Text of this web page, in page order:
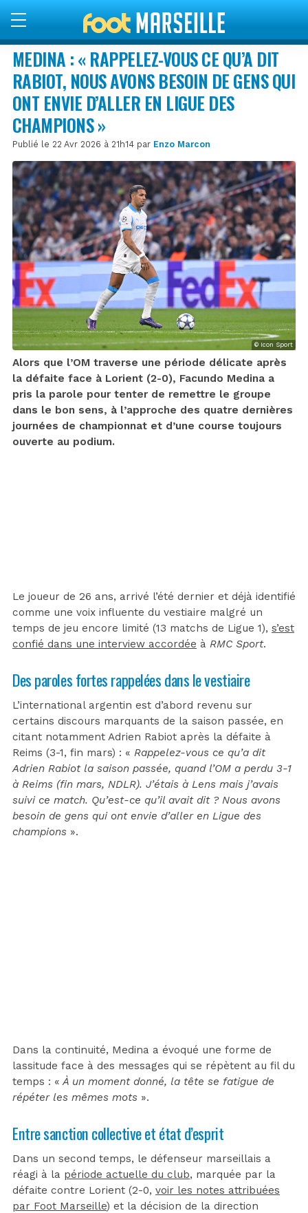
MEDINA : « RAPPELEZ-VOUS CE QU’A DIT
RABIOT, NOUS AVONS BESOIN DE GENS QUI
ONT ENVIE D’ALLER EN LIGUE DES
CHAMPIONS »
Publié le 22 Avr 2026 à 21h14 par Enzo Marcon
© Icon Sport
Alors que l’OM traverse une période délicate après
la défaite face à Lorient (2-0), Facundo Medina a
pris la parole pour tenter de remettre le groupe
dans le bon sens, à l’approche des quatre dernières
journées de championnat et d’une course toujours
ouverte au podium.
Le joueur de 26 ans, arrivé l’été dernier et déjà identifié
comme une voix influente du vestiaire malgré un
temps de jeu encore limité (13 matchs de Ligue 1), s’est
confié dans une interview accordée à RMC Sport.
Des paroles fortes rappelées dans le vestiaire
L’international argentin est d’abord revenu sur
certains discours marquants de la saison passée, en
citant notamment Adrien Rabiot après la défaite à
Reims (3-1, fin mars) : « Rappelez-vous ce qu’a dit
Adrien Rabiot la saison passée, quand l’OM a perdu 3-1
à Reims (fin mars, NDLR). J’étais à Lens mais j’avais
suivi ce match. Qu’est-ce qu’il avait dit ? Nous avons
besoin de gens qui ont envie d’aller en Ligue des
champions ».
Dans la continuité, Medina a évoqué une forme de
lassitude face à des messages qui se répètent au fil du
temps : « À un moment donné, la tête se fatigue de
répéter les mêmes mots ».
Entre sanction collective et état d’esprit
Dans un second temps, le défenseur marseillais a
réagi à la période actuelle du club, marquée par la
défaite contre Lorient (2-0, voir les notes attribuées
par Foot Marseille) et la décision de la direction